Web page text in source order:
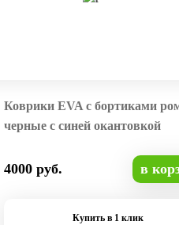
Коврики EVA с бортиками
черные с синей окантовкой
4000 руб. в
Купить в 1 клик